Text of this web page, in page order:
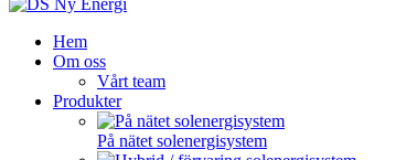
Hem
Om oss
Vårt team
Produkter
På nätet solenergisystem